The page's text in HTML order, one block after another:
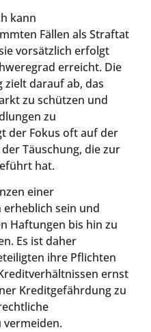
kann
Fällen als Straftat
vorsätzlich erfolgt
erreicht. Die
darauf ab, das
zu schützen und
zu
der Fokus oft auf der
Täuschung, die zur
hat.
einer
sein und
Haftungen bis hin zu
Es ist daher
ihre Pflichten
ernst
Kreditgefährdung zu
vermeiden.